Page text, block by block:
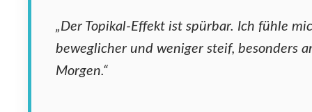
„Der Topikal-Effekt ist spürbar. Ich fühle
beweglicher und weniger steif, besonders
Morgen.“